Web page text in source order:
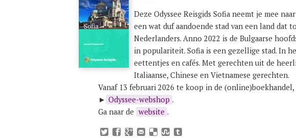
Deze Odyssee Reisgids Sofia neemt je mee
een wat duf aandoende stad van een land dat
Nederlanders. Anno 2022 is de Bulgaarse
in populariteit. Sofia is een gezellige stad. In
eettentjes en cafés. Met gerechten uit de
Italiaanse, Chinese en Vietnamese gerechten.
Vanaf 13 februari 2026 te koop in de
► Odyssee-webshop .
Ga naar de website .